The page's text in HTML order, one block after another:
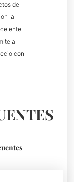
de
la
a
con